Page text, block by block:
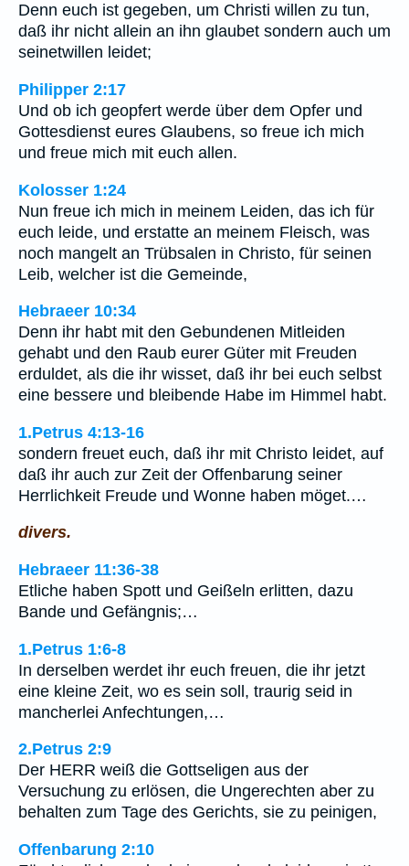
Denn euch ist gegeben, um Christi willen zu tun,
daß ihr nicht allein an ihn glaubet sondern auch um
seinetwillen leidet;
Philipper 2:17
Und ob ich geopfert werde über dem Opfer und
Gottesdienst eures Glaubens, so freue ich mich
und freue mich mit euch allen.
Kolosser 1:24
Nun freue ich mich in meinem Leiden, das ich für
euch leide, und erstatte an meinem Fleisch, was
noch mangelt an Trübsalen in Christo, für seinen
Leib, welcher ist die Gemeinde,
Hebraeer 10:34
Denn ihr habt mit den Gebundenen Mitleiden
gehabt und den Raub eurer Güter mit Freuden
erduldet, als die ihr wisset, daß ihr bei euch selbst
eine bessere und bleibende Habe im Himmel habt.
1.Petrus 4:13-16
sondern freuet euch, daß ihr mit Christo leidet, auf
daß ihr auch zur Zeit der Offenbarung seiner
Herrlichkeit Freude und Wonne haben möget.…
divers.
Hebraeer 11:36-38
Etliche haben Spott und Geißeln erlitten, dazu
Bande und Gefängnis;…
1.Petrus 1:6-8
In derselben werdet ihr euch freuen, die ihr jetzt
eine kleine Zeit, wo es sein soll, traurig seid in
mancherlei Anfechtungen,…
2.Petrus 2:9
Der HERR weiß die Gottseligen aus der
Versuchung zu erlösen, die Ungerechten aber zu
behalten zum Tage des Gerichts, sie zu peinigen,
Offenbarung 2:10